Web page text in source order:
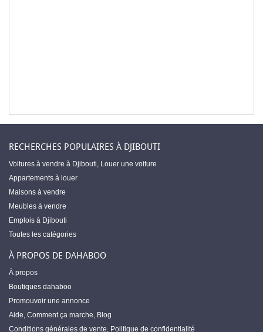
RECHERCHES POPULAIRES À DJIBOUTI
Voitures à vendre à Djibouti, Louer une voiture
Appartements à louer
Maisons à vendre
Meubles à vendre
Emplois à Djibouti
Toutes les catégories
À PROPOS DE DAHABOO
À propos
Boutiques dahaboo
Promouvoir une annonce
Aide, Comment ça marche, Blog
Conditions générales de vente, Politique de confidentialité